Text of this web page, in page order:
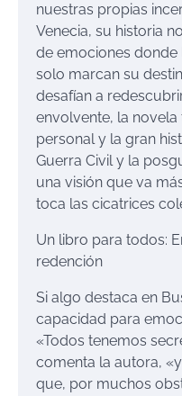
nuestras propias
Venecia, su historia
de emociones donde
solo marcan su
desafían a
envolvente, la novela
personal y la gran
Guerra Civil y la
una visión que va
toca las cicatrices
Un libro para todos:
redención
Si algo destaca en
capacidad para
«Todos tenemos
comenta la autora,
que, por muchos